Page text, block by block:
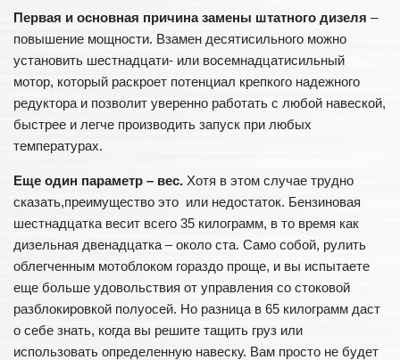
Сельский дом
Забор и ворота
Первая и основная причина замены штатного дизеля –
повышение мощности. Взамен десятисильного можно
установить шестнадцати- или восемнадцатисильный
мотор, который раскроет потенциал крепкого надежного
редуктора и позволит уверенно работать с любой навеской,
быстрее и легче производить запуск при любых
температурах.
Еще один параметр – вес. Хотя в этом случае трудно
сказать,преимущество это или недостаток. Бензиновая
шестнадцатка весит всего 35 килограмм, в то время как
дизельная двенадцатка ‒ около ста. Само собой, рулить
облегченным мотоблоком гораздо проще, и вы испытаете
еще больше удовольствия от управления со стоковой
разблокировкой полуосей. Но разница в 65 килограмм даст
о себе знать, когда вы решите тащить груз или
использовать определенную навеску. Вам просто не будет